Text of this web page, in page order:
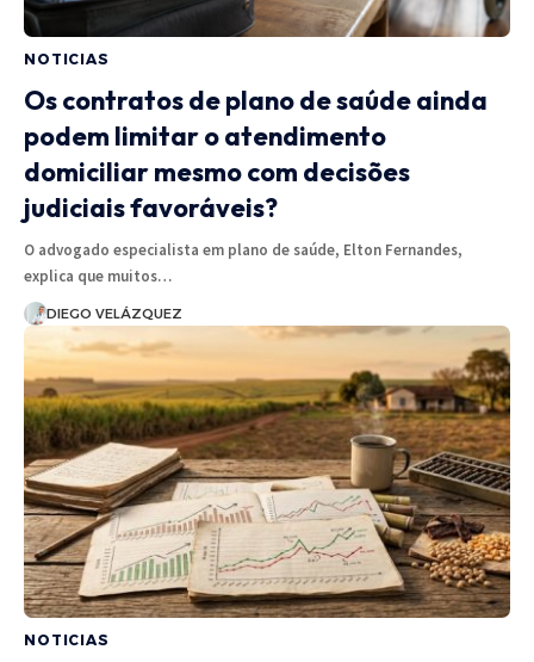
NOTICIAS
Os contratos de plano de saúde ainda
podem limitar o atendimento
domiciliar mesmo com decisões
judiciais favoráveis?
O advogado especialista em plano de saúde, Elton Fernandes,
explica que muitos…
DIEGO VELÁZQUEZ
NOTICIAS